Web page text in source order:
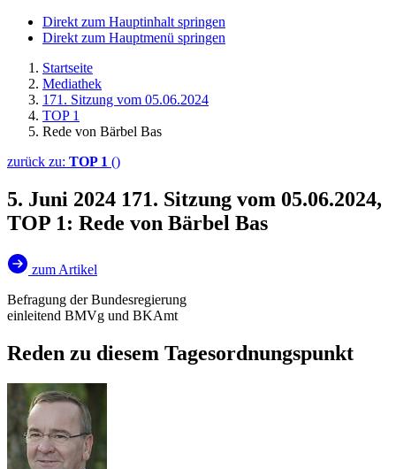
Direkt zum Hauptinhalt springen
Direkt zum Hauptmenü springen
Startseite
Mediathek
171. Sitzung vom 05.06.2024
TOP 1
Rede von Bärbel Bas
zurück zu: TOP 1 ()
5. Juni 2024 171. Sitzung vom 05.06.2024,
TOP 1: Rede von Bärbel Bas
zum Artikel
Befragung der Bundesregierung
einleitend BMVg und BKAmt
Reden zu diesem Tagesordnungspunkt